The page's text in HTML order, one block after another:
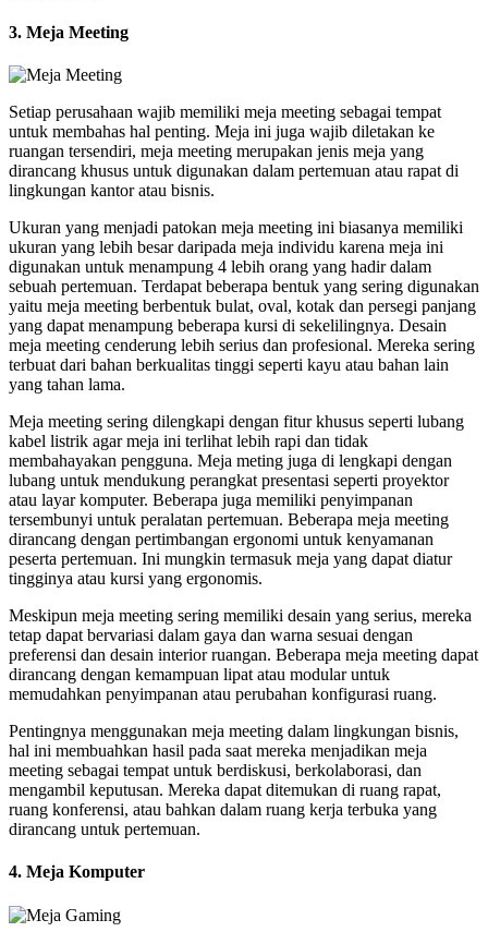
3. Meja Meeting
Setiap perusahaan wajib memiliki meja meeting sebagai tempat
untuk membahas hal penting. Meja ini juga wajib diletakan ke
ruangan tersendiri, meja meeting merupakan jenis meja yang
dirancang khusus untuk digunakan dalam pertemuan atau rapat di
lingkungan kantor atau bisnis.
Ukuran yang menjadi patokan meja meeting ini biasanya memiliki
ukuran yang lebih besar daripada meja individu karena meja ini
digunakan untuk menampung 4 lebih orang yang hadir dalam
sebuah pertemuan. Terdapat beberapa bentuk yang sering digunakan
yaitu meja meeting berbentuk bulat, oval, kotak dan persegi panjang
yang dapat menampung beberapa kursi di sekelilingnya. Desain
meja meeting cenderung lebih serius dan profesional. Mereka sering
terbuat dari bahan berkualitas tinggi seperti kayu atau bahan lain
yang tahan lama.
Meja meeting sering dilengkapi dengan fitur khusus seperti lubang
kabel listrik agar meja ini terlihat lebih rapi dan tidak
membahayakan pengguna. Meja meting juga di lengkapi dengan
lubang untuk mendukung perangkat presentasi seperti proyektor
atau layar komputer. Beberapa juga memiliki penyimpanan
tersembunyi untuk peralatan pertemuan. Beberapa meja meeting
dirancang dengan pertimbangan ergonomi untuk kenyamanan
peserta pertemuan. Ini mungkin termasuk meja yang dapat diatur
tingginya atau kursi yang ergonomis.
Meskipun meja meeting sering memiliki desain yang serius, mereka
tetap dapat bervariasi dalam gaya dan warna sesuai dengan
preferensi dan desain interior ruangan. Beberapa meja meeting dapat
dirancang dengan kemampuan lipat atau modular untuk
memudahkan penyimpanan atau perubahan konfigurasi ruang.
Pentingnya menggunakan meja meeting dalam lingkungan bisnis,
hal ini membuahkan hasil pada saat mereka menjadikan meja
meeting sebagai tempat untuk berdiskusi, berkolaborasi, dan
mengambil keputusan. Mereka dapat ditemukan di ruang rapat,
ruang konferensi, atau bahkan dalam ruang kerja terbuka yang
dirancang untuk pertemuan.
4. Meja Komputer